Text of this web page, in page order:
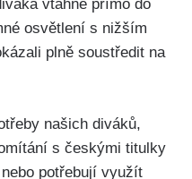
vtáhne přímo do
osvětlení s nižším
plně soustředit na
našich diváků,
s českými titulky
potřebují využít